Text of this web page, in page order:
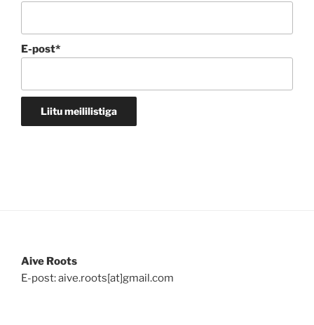
E-post*
Aive Roots
E-post: aive.roots[at]gmail.com